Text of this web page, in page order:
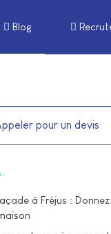
Blog
pour un devis
à Fréjus :